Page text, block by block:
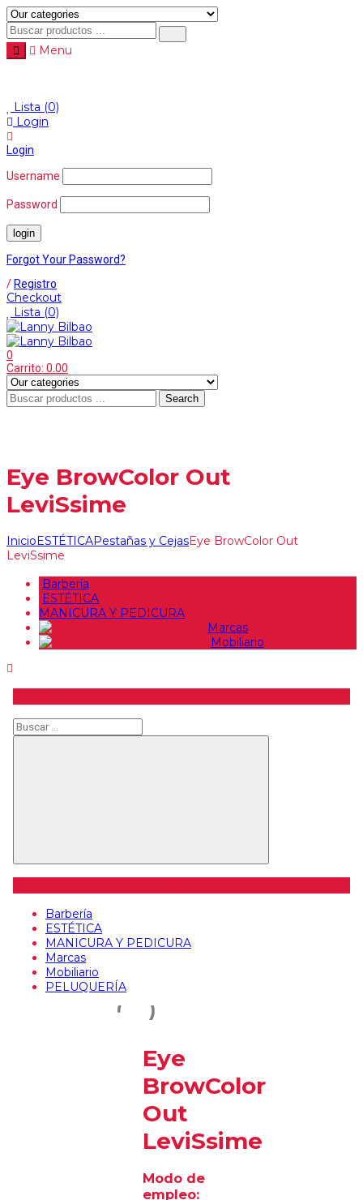
Menu
Lista (0)
Login
Login
Username
Password
Forgot Your Password?
/ Registro
Checkout
Lista (0)
0
Carrito: 0.00
Search
Eye BrowColor Out
LeviSsime
InicioESTÉTICAPestañas y CejasEye BrowColor Out
LeviSsime
Barbería
ESTÉTICA
MANICURA Y PEDICURA
Marcas
Mobiliario
Buscar
Barbería
ESTÉTICA
MANICURA Y PEDICURA
Marcas
Mobiliario
PELUQUERÍA
Eye
BrowColor
Out
LeviSsime
Modo de
empleo: